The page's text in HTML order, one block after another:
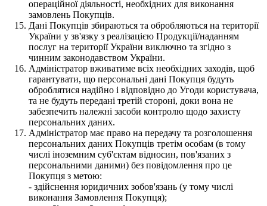
операційної діяльності, необхідних для виконання
замовлень Покупців.
Дані Покупців збираються та обробляються на території
України у зв'язку з реалізацією Продукції/наданням
послуг на території України виключно та згідно з
чинним законодавством України.
Адміністратор вживатиме всіх необхідних заходів, щоб
гарантувати, що персональні дані Покупця будуть
оброблятися надійно і відповідно до Угоди користувача,
та не будуть передані третій стороні, доки вона не
забезпечить належні засоби контролю щодо захисту
персональних даних.
Адміністратор має право на передачу та розголошення
персональних даних Покупців третім особам (в тому
числі іноземним суб'єктам відносин, пов'язаних з
персональними даними) без повідомлення про це
Покупця з метою:
- здійснення юридичних зобов'язань (у тому числі
виконання Замовлення Покупця);